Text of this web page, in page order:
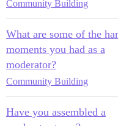
Community Building
What are some of the
moments you had as a
moderator?
Community Building
Have you assembled a